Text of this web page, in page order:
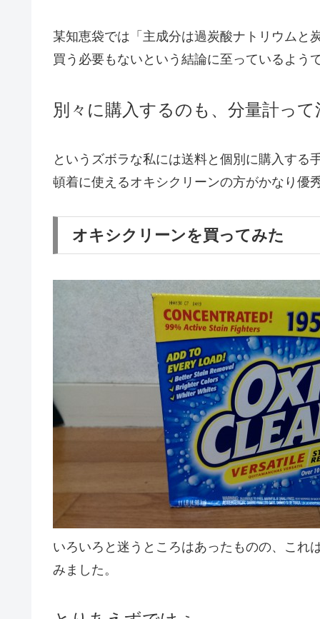
某知恵袋では「主成分は過炭酸ナトリウムと
買う必要もないという結論に至っているよう
別々に購入するのも、分量計っ
というズボラな私には送料と個別に購入する
頓着に使えるオキシクリーンの方がかなり優
オキシクリーンを買ってみた
いろいろと迷うところはあったものの、これ
みました。